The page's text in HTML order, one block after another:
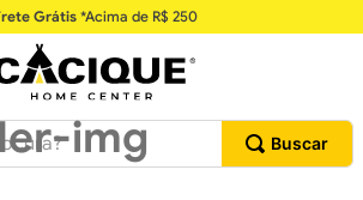
Grátis*Acima de R$ 250